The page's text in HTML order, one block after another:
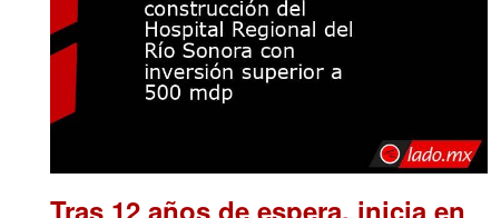
Tras 12 años de espera, inicia en